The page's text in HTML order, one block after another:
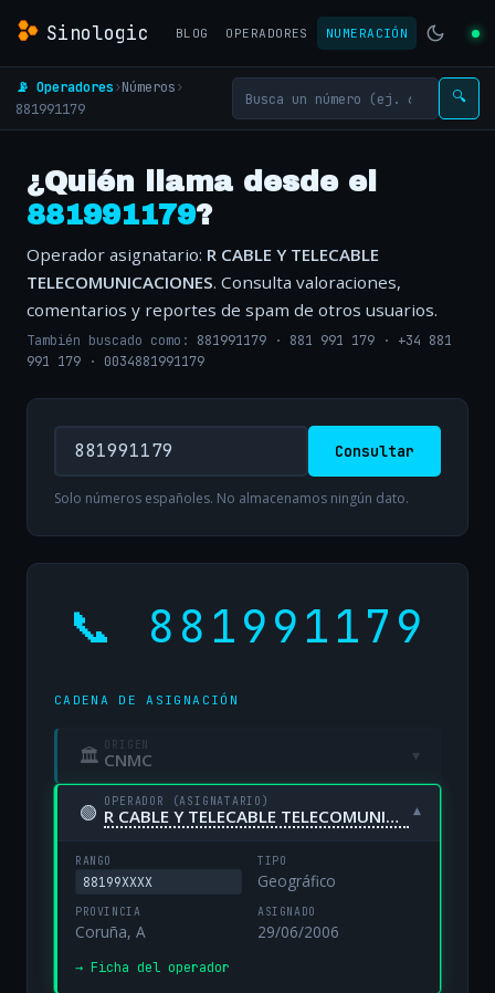
Sinologic BLOG OPERADORES NUMERACIÓN
📡 Operadores›Números›
881991179
🔍
¿Quién llama desde el
881991179?
Operador asignatario: R CABLE Y TELECABLE
TELECOMUNICACIONES. Consulta valoraciones,
comentarios y reportes de spam de otros usuarios.
También buscado como: 881991179 · 881 991 179 · +34 881
991 179 · 0034881991179
Consultar
Solo números españoles. No almacenamos ningún dato.
📞 881991179
CADENA DE ASIGNACIÓN
🏛 ORIGEN
CNMC ▾
🟢 OPERADOR (ASIGNATARIO)
R CABLE Y TELECABLE TELECOMUNICACIONES, S.A. UNIPERSONAL ▾
RANGO
88199XXXX
TIPO
Geográfico
PROVINCIA
Coruña, A
ASIGNADO
29/06/2006
→ Ficha del operador